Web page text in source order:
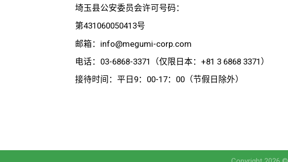
埼玉县公安委员会许可号码：
第431060050413号
邮箱：info@megumi-corp.com
电话：03-6868-3371（仅限日本：+81 3 6868 3371）
接待时间：平日9：00-17：00（节假日除外）